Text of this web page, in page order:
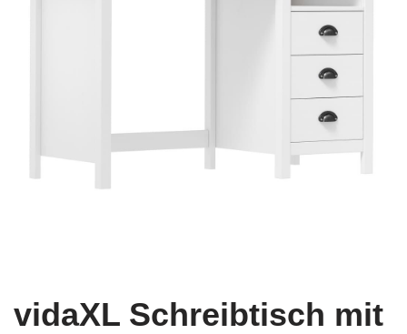
vidaXL Schreibtisch mit